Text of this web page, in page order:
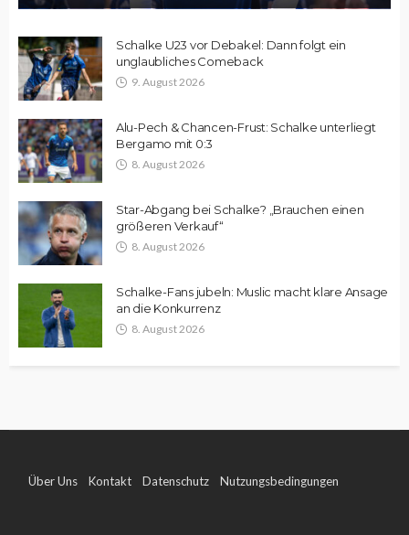
Schalke U23 vor Debakel: Dann folgt ein
unglaubliches Comeback
9. August 2026
Alu-Pech & Chancen-Frust: Schalke unterliegt
Bergamo mit 0:3
8. August 2026
Star-Abgang bei Schalke? „Brauchen einen
größeren Verkauf“
8. August 2026
Schalke-Fans jubeln: Muslic macht klare Ansage
an die Konkurrenz
8. August 2026
Über Uns Kontakt Datenschutz Nutzungsbedingungen